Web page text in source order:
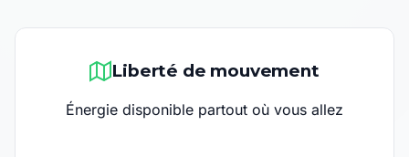
Liberté de mouvement
Énergie disponible partout où vous allez